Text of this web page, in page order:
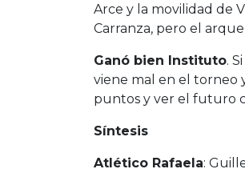
Arce y la movilidad de
Carranza, pero el
Ganó bien Instituto.
viene mal en el torneo
puntos y ver el futuro
Síntesis
Atlético Rafaela: